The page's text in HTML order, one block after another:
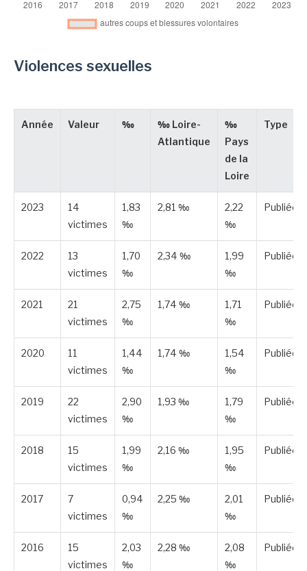
Violences sexuelles
Année Valeur ‰
‰ Loire-
Atlantique
‰
Pays
de la
Loire
Type
2023
14
victimes
1,83
‰
2,81 ‰
2,22
‰
Publiée
2022
13
victimes
1,70
‰
2,34 ‰
1,99
‰
Publiée
2021
21
victimes
2,75
‰
1,74 ‰
1,71
‰
Publiée
2020
11
victimes
1,44
‰
1,74 ‰
1,54
‰
Publiée
2019
22
victimes
2,90
‰
1,93 ‰
1,79
‰
Publiée
2018
15
victimes
1,99
‰
2,16 ‰
1,95
‰
Publiée
2017
7
victimes
0,94
‰
2,25 ‰
2,01
‰
Publiée
2016
15
victimes
2,03
‰
2,28 ‰
2,08
‰
Publiée